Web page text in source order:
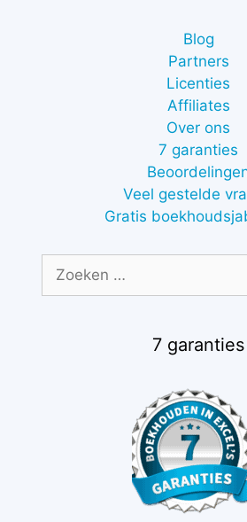
Blog
Partners
Licenties
Affiliates
Over ons
7 garanties
Veel gestelde
Gratis
naar:
7 garanties